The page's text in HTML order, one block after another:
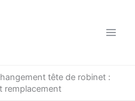
tête de robinet :
remplacement